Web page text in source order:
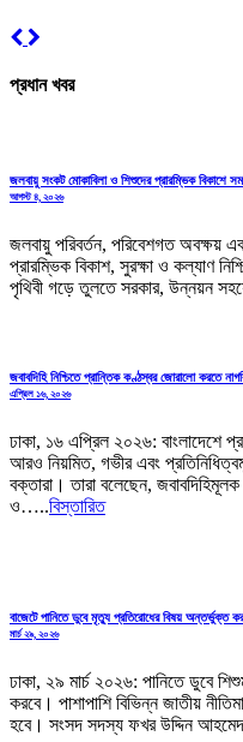
প্রধান খবর
জলবায়ু সংকট মোকাবিলা ও শিশুদের প্রারম্ভিক বিকাশে
আগস্ট ৪, ২০২৬
জলবায়ু পরিবর্তন, পরিবেশগত অবক্ষয়
প্রারম্ভিক বিকাশ, সুরক্ষা ও কল্যাণ
পৃথিবী গড়ে তুলতে সরকার, উন্নয়ন
জবাবদিহি নিশ্চিতে প্রান্তিক কণ্ঠস্বর জোরালো করতে
এপ্রিল ১৬, ২০২৬
ঢাকা, ১৬ এপ্রিল ২০২৬: বাংলাদেশে
আরও নিয়মিত, গভীর এবং
বক্তারা। তারা বলেছেন,
ও…..বিস্তারিত
বাজেটে পানিতে ডুবে মৃত্যু প্রতিরোধের বিষয় অন্তর্ভুক্ত
মার্চ ২৯, ২০২৬
ঢাকা, ২৯ মার্চ ২০২৬: পানিতে ডুবে
করবে। পাশাপাশি বিভিন্ন জাতীয়
হবে। সংসদ সদস্য ফখর উদ্দিন